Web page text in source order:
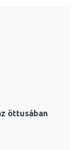
öttusában